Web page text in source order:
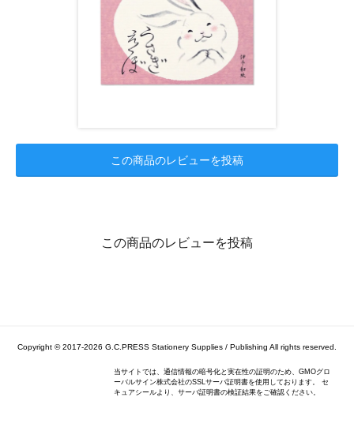
この商品のレビューを投稿
この商品のレビューを投稿
Copyright © 2017-2026 G.C.PRESS Stationery Supplies / Publishing All rights reserved.
当サイトでは、通信情報の暗号化と実在性の証明のため、GMOグロ
ーバルサイン株式会社のSSLサーバ証明書を使用しております。 セ
キュアシールより、サーバ証明書の検証結果をご確認ください。